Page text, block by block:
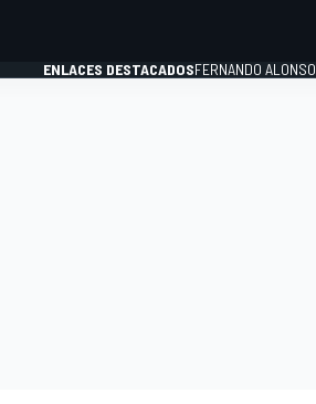
ENLACES DESTACADOSFERNANDO ALONSO